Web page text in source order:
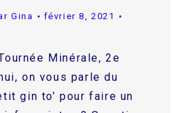
Gina
février 8, 2021
Minérale, 2e
on vous parle du
gin to’ pour faire un